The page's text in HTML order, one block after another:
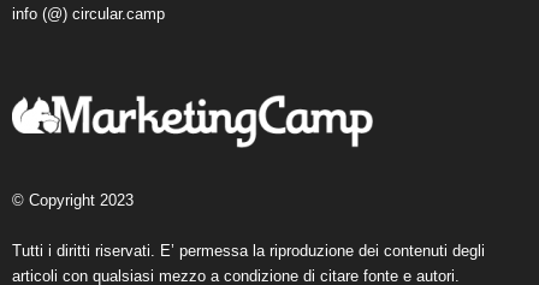
info (@) circular.camp
© Copyright 2023
Tutti i diritti riservati. E’ permessa la riproduzione dei contenuti degli
articoli con qualsiasi mezzo a condizione di citare fonte e autori.